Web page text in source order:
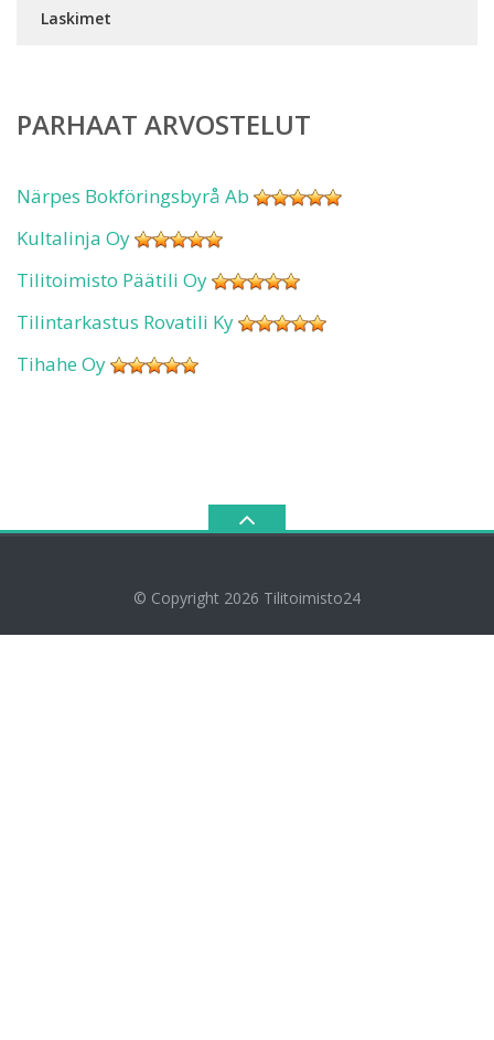
Laskimet
PARHAAT ARVOSTELUT
Närpes Bokföringsbyrå Ab
Kultalinja Oy
Tilitoimisto Päätili Oy
Tilintarkastus Rovatili Ky
Tihahe Oy
© Copyright 2026 Tilitoimisto24